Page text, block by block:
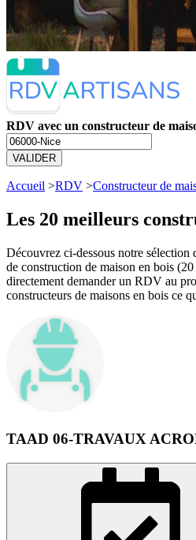
RDV avec un constructeur de
VALIDER
Accueil >RDV >Constructeur de
Les 20 meilleurs
Découvrez ci-dessous notre sélection
de construction de maison en bois
directement demander un RDV au
constructeurs de maisons en bois ce
TAAD 06-TRAVAUX